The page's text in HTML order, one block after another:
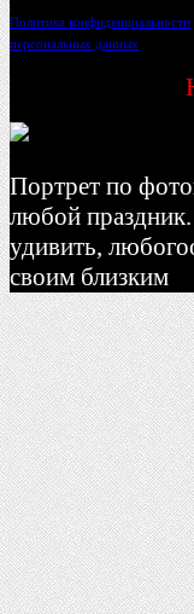
Политика конфиденциальности
персональных данных
Портрет по
любой
удивить,
своим близким